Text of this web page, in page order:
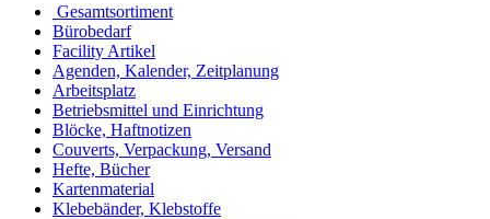
Gesamtsortiment
Bürobedarf
Facility Artikel
Agenden, Kalender, Zeitplanung
Arbeitsplatz
Betriebsmittel und Einrichtung
Blöcke, Haftnotizen
Couverts, Verpackung, Versand
Hefte, Bücher
Kartenmaterial
Klebebänder, Klebstoffe